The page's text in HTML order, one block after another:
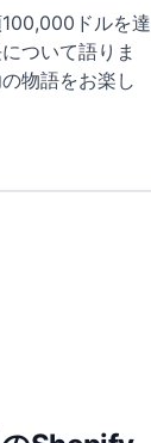
ドルを達
ついて語りま
物語をお楽し